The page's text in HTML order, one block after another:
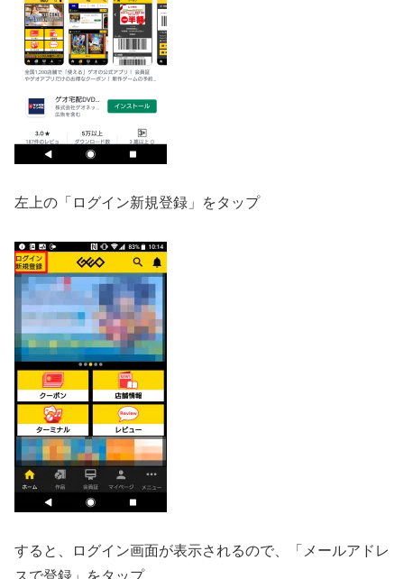
左上の「ログイン新規登録」をタップ
すると、ログイン画面が表示されるので、「メールアドレ
スで登録」をタップ。